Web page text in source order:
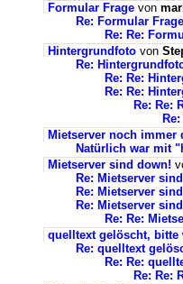
Formular Frage von
Re: Formular Frage
Re: Re:
Hintergrundfoto von
Re:
Re: Re:
Re: Re:
Re: Re:
Mietserver noch immer
Natürlich war mit
Mietserver sind down!
Re: Mietserver
Re: Mietserver
Re: Mietserver
Re: Re:
quelltext gelöscht, bitte
Re: quelltext
Re: Re:
Re: Re: